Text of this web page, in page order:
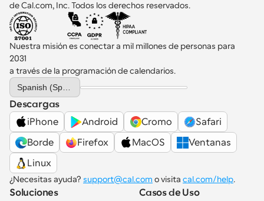
de Cal.com, Inc. Todos los derechos reservados.
Nuestra misión es conectar a mil millones de personas para
2031
a través de la programación de calendarios.
Select Language
Descargas
iPhone
Android Cromo
Safari
Borde
Firefox MacOS
Ventanas
Linux
¿Necesitas ayuda? support@cal.com o visita cal.com/help.
Soluciones
Casos de Uso